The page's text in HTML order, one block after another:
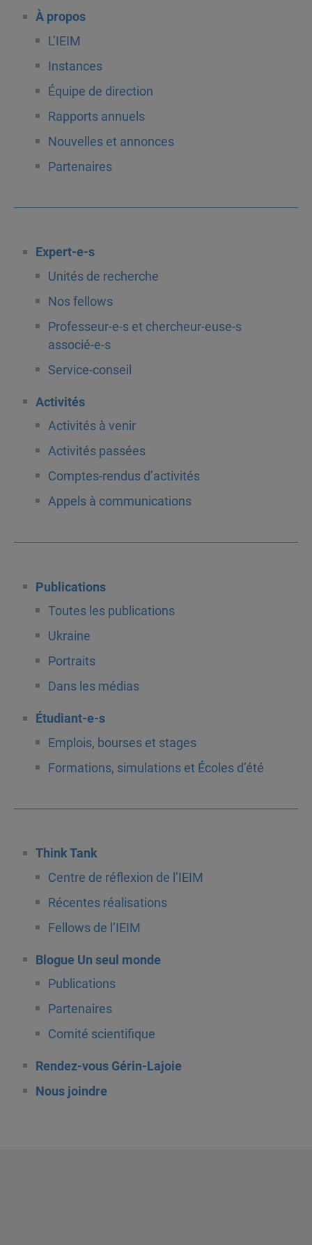
À propos
L’IEIM
Instances
Équipe de direction
Rapports annuels
Nouvelles et annonces
Partenaires
Expert-e-s
Unités de recherche
Nos fellows
Professeur-e-s et chercheur-euse-s
associé-e-s
Service-conseil
Activités
Activités à venir
Activités passées
Comptes-rendus d’activités
Appels à communications
Publications
Toutes les publications
Ukraine
Portraits
Dans les médias
Étudiant-e-s
Emplois, bourses et stages
Formations, simulations et Écoles d’été
Think Tank
Centre de réflexion de l’IEIM
Récentes réalisations
Fellows de l’IEIM
Blogue Un seul monde
Publications
Partenaires
Comité scientifique
Rendez-vous Gérin-Lajoie
Nous joindre